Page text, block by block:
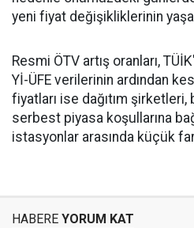
yeni fiyat değişikliklerinin
Resmi ÖTV artış oranları,
Yİ-ÜFE verilerinin ardından
fiyatları ise dağıtım
serbest piyasa koşullarına
istasyonlar arasında küçük
HABERE YORUM KAT